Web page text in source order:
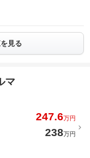
見る
マ
247.6万円
238万円